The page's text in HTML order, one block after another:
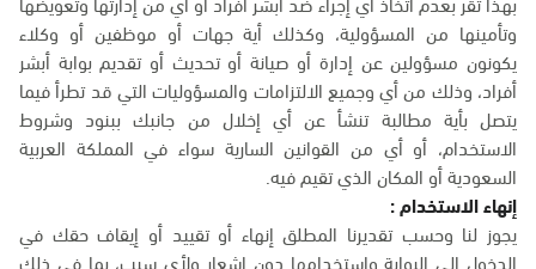
وتأمينها من المسؤولية، وكذلك أية جهات أو موظفين أو وكلاء
يكونون مسؤولين عن إدارة أو صيانة أو تحديث أو تقديم بوابة أبشر
أفراد، وذلك من أي وجميع الالتزامات والمسؤوليات التي قد تطرأ فيما
يتصل بأية مطالبة تنشأ عن أي إخلال من جانبك ببنود وشروط
الاستخدام، أو أي من القوانين السارية سواء في المملكة العربية
السعودية أو المكان الذي تقيم فيه.
إنهاء الاستخدام :
يجوز لنا وحسب تقديرنا المطلق إنهاء أو تقييد أو إيقاف حقك في
الدخول إلى البوابة واستخدامها دون إشعار ولأي سبب، بما في ذلك